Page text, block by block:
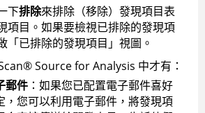
下排除來排除（移除）發現項目表
項目。如果要檢視已排除的發現項
「已排除的發現項目」視圖。
®Source for Analysis 中才有：
郵件 ：如果您已配置電子郵件喜好
，您可以利用電子郵件，將發現項